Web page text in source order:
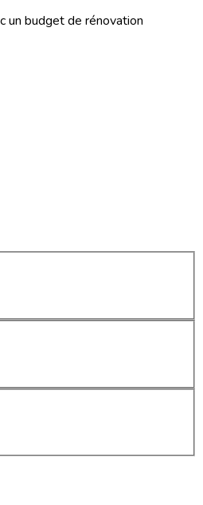
un budget de rénovation